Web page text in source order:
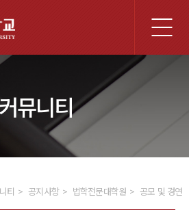
체
메
커뮤니티
티 공지사항 법학전문대학원 공모 및 경연